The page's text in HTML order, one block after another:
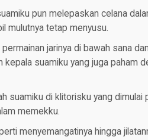
pun melepaskan celana
mulutnya tetap menyusu.
jarinya di bawah sana
suamiku yang juga paham
suamiku di klitorisku yang dimulai
memekku.
menyemangatinya hingga